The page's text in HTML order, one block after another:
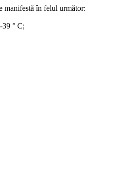
manifestă în felul următor:
39 ° C;